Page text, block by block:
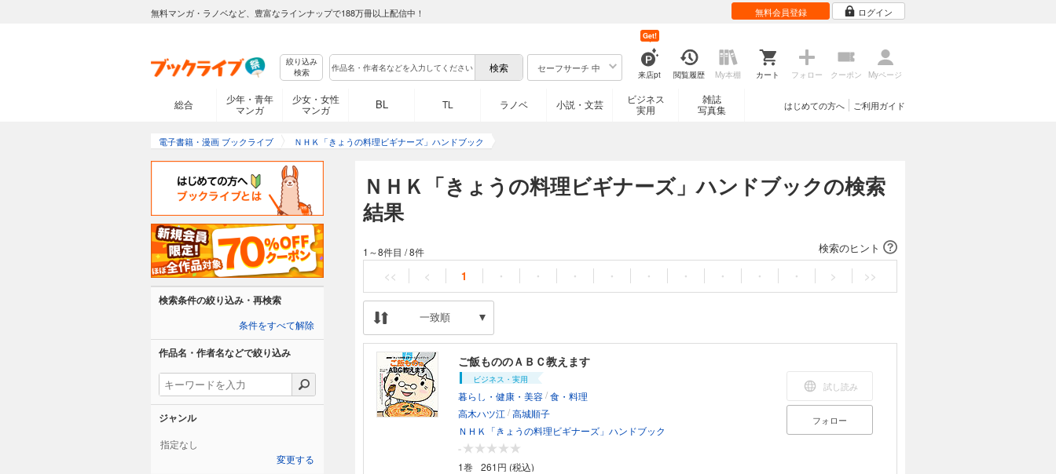
無料マンガ・ラノベなど、豊富なラインナップで188万冊以上配信中！ 無料会員登録 ログイン
絞り込み
検索
セーフサーチ 中
来店pt
Get!
閲覧履歴 My本棚 カート フォロー クーポン Myページ
総合
少年・青年
マンガ
少女・女性
マンガ
BL TL ラノベ 小説・文芸
ビジネス
実用
雑誌
写真集
ご利用ガイド
はじめての方へ
電子書籍・漫画 ブックライブ ＮＨＫ「きょうの料理ビギナーズ」ハンドブック
ＮＨＫ「きょうの料理ビギナーズ」ハンドブックの検索
結果
検索のヒント
1～8件目 /8件
<< < 1 ・ ・ ・ ・ ・ ・ ・ ・ ・ > >>
一致順
ご飯もののＡＢＣ教えます
ビジネス・実用
暮らし・健康・美容/食・料理
高木ハツ江 /高城順子
ＮＨＫ「きょうの料理ビギナーズ」ハンドブック
-
1巻
261円 (税込)
試し読み
フォロー
検索条件の絞り込み・再検索
条件をすべて解除
作品名・作者名などで絞り込み
ジャンル
指定なし
変更する